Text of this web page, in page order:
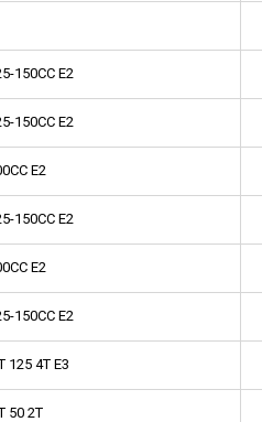
150CC E2
150CC E2
E2
150CC E2
E2
150CC E2
125 4T E3
50 2T